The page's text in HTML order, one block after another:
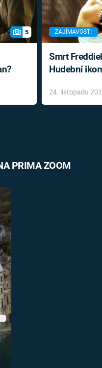
5 ZAJÍMAVOSTI
Smrt
Hudební
léky
24. listopadu
PRIMA ZOOM